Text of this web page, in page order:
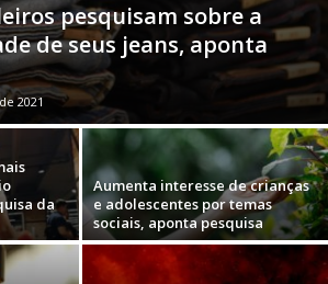
pesquisam sobre a
de seus jeans, aponta
2021
da
Aumenta interesse de crianças
e adolescentes por temas
sociais, aponta pesquisa